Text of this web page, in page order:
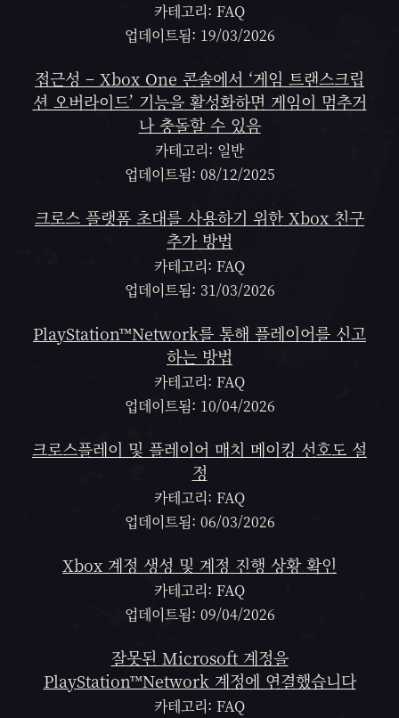
카테고리: FAQ
업데이트됨: 19/03/2026
접근성 – Xbox One 콘솔에서 ‘게임 트랜스크립
션 오버라이드’ 기능을 활성화하면 게임이 멈추거
나 충돌할 수 있음
카테고리: 일반
업데이트됨: 08/12/2025
크로스 플랫폼 초대를 사용하기 위한 Xbox 친구
추가 방법
카테고리: FAQ
업데이트됨: 31/03/2026
PlayStation™Network를 통해 플레이어를 신고
하는 방법
카테고리: FAQ
업데이트됨: 10/04/2026
크로스플레이 및 플레이어 매치 메이킹 선호도 설
정
카테고리: FAQ
업데이트됨: 06/03/2026
Xbox 계정 생성 및 계정 진행 상황 확인
카테고리: FAQ
업데이트됨: 09/04/2026
잘못된 Microsoft 계정을
PlayStation™Network 계정에 연결했습니다
카테고리: FAQ